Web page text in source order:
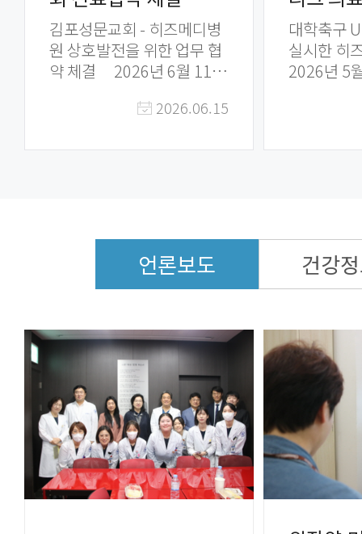
역의 크고 작은 행사를 통해
건강한 김포 만들기에 앞장
서고 있습니다.
검진) 등을
니, 많은
김포성문교회 - 히즈메디병
원 상호발전을 위한 업무 협
약 체결 2026년 6월 11일.
수)와 김포성문교회(당회장
호발전을 위해 함께 힘쓰고
함께 건강한 김포, 발전된 김
포를 위해 상호 협력관계를
이어가기로 했습니다.
2026.06.15
대학축구
실시한 히
2026년 5월
팀의 시합
원을 실시했
디병원은
니라, 22
실시하여 선수들의 부상 치
료를 위해
언론보도 건강